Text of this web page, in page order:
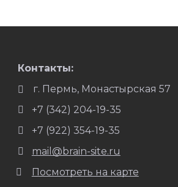
Контакты:
г. Пермь, Монастырская 57
+7 (342) 204-19-35
+7 (922) 354-19-35
mail@brain-site.ru
Посмотреть на карте